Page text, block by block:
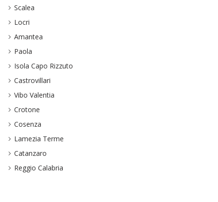
Scalea
Locri
Amantea
Paola
Isola Capo Rizzuto
Castrovillari
Vibo Valentia
Crotone
Cosenza
Lamezia Terme
Catanzaro
Reggio Calabria